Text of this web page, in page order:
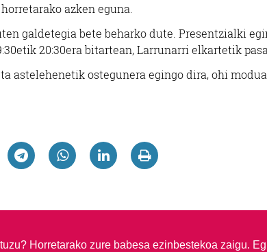
azken eguna.
galdetegia bete beharko dute. Presentzialki
20:30era bitartean, Larrunarri elkartetik
astelehenetik ostegunera egingo dira, ohi
Horretarako zure babesa ezinbestekoa zaigu.